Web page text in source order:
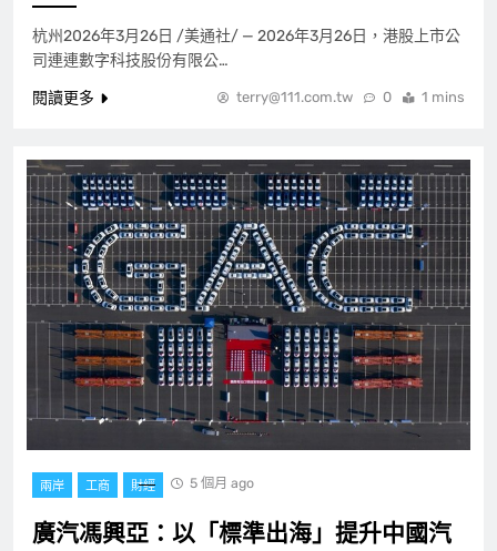
杭州2026年3月26日 /美通社/ — 2026年3月26日，港股上市公
司連連數字科技股份有限公…
閱讀更多
terry@111.com.tw 0 1 mins
兩岸 工商 財經 5 個月 ago
廣汽馮興亞：以「標準出海」提升中國汽